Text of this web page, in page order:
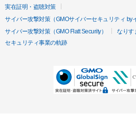
実在証明・盗聴対策
サイバー攻撃対策（GMOサイバーセキュリティ by
サイバー攻撃対策（GMO Flatt Security）
なりす
セキュリティ事業の軌跡